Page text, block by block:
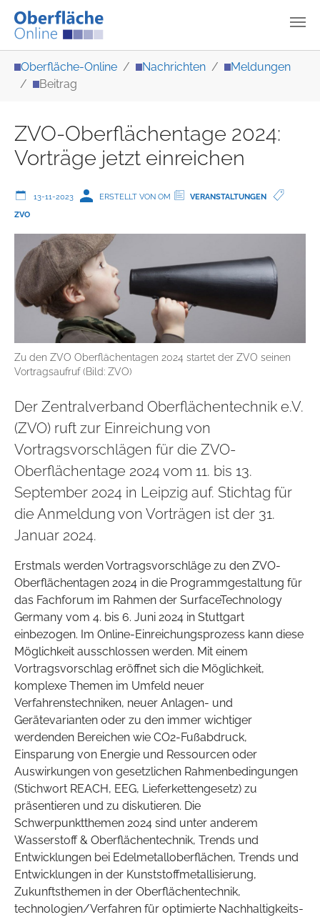
Oberfläche-Online Nachrichten
Meldungen
Beitrag
ZVO-Oberflächentage 2024:
Vorträge jetzt einreichen
13-11-2023 ERSTELLT VON OM
VERANSTALTUNGEN
ZVO
Zu den ZVO Oberflächentagen 2024 startet der ZVO seinen
Vortragsaufruf (Bild: ZVO)
Der Zentralverband Oberflächentechnik e.V.
(ZVO) ruft zur Einreichung von
Vortragsvorschlägen für die ZVO-
Oberflächentage 2024 vom 11. bis 13.
September 2024 in Leipzig auf. Stichtag für
die Anmeldung von Vorträgen ist der 31.
Januar 2024.
Erstmals werden Vortragsvorschläge zu den ZVO-
Oberflächentagen 2024 in die Programmgestaltung für
das Fachforum im Rahmen der SurfaceTechnology
Germany vom 4. bis 6. Juni 2024 in Stuttgart
einbezogen. Im Online-Einreichungsprozess kann diese
Möglichkeit ausschlossen werden. Mit einem
Vortragsvorschlag eröffnet sich die Möglichkeit,
komplexe Themen im Umfeld neuer
Verfahrenstechniken, neuer Anlagen- und
Gerätevarianten oder zu den immer wichtiger
werdenden Bereichen wie CO2-Fußabdruck,
Einsparung von Energie und Ressourcen oder
Auswirkungen von gesetzlichen Rahmenbedingungen
(Stichwort REACH, EEG, Lieferkettengesetz) zu
präsentieren und zu diskutieren. Die
Schwerpunktthemen 2024 sind unter anderem
Wasserstoff & Oberflächentechnik, Trends und
Entwicklungen bei Edelmetalloberflächen, Trends und
Entwicklungen in der Kunststoffmetallisierung,
Zukunftsthemen in der Oberflächentechnik,
technologien/Verfahren für optimierte Nachhaltigkeits-